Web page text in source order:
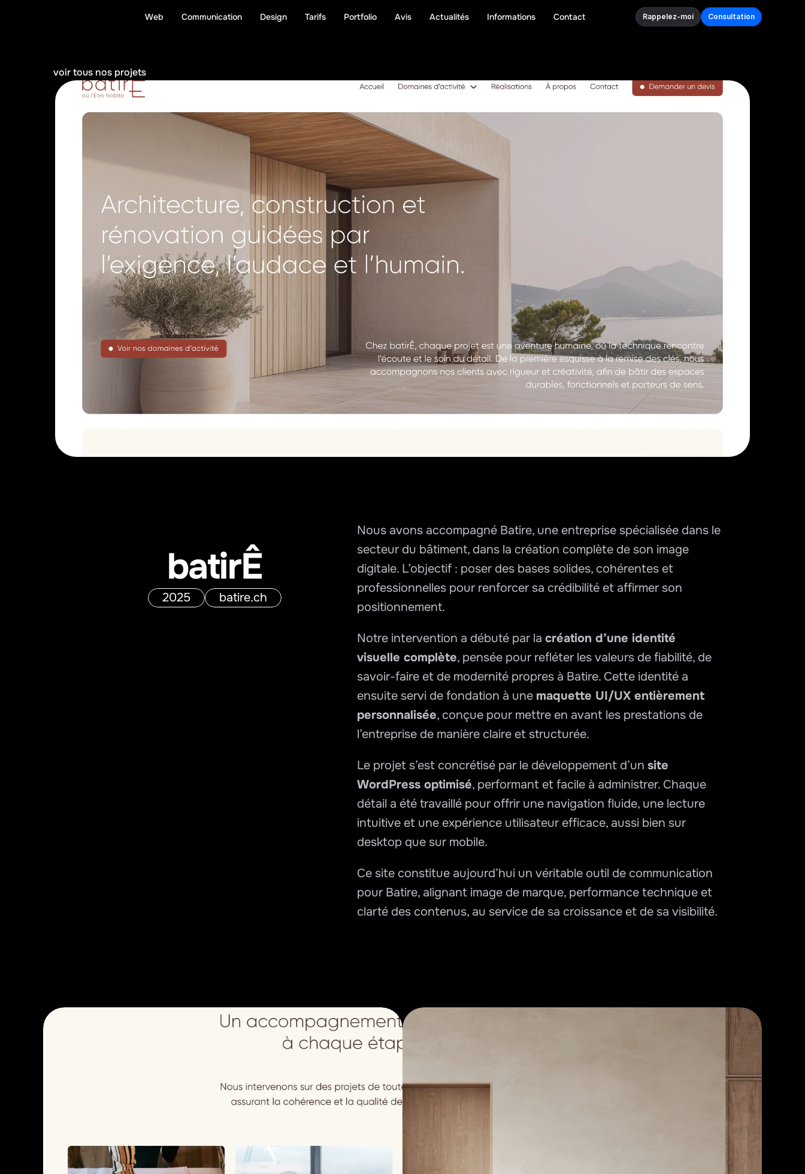
Web Communication Design Tarifs Portfolio Avis Actualités Informations Contact Rappelez-moi Consultation
voir tous nos projets
batirÊ
2025 batire.ch
Nous avons accompagné Batire, une entreprise spécialisée dans le
secteur du bâtiment, dans la création complète de son image
digitale. L’objectif : poser des bases solides, cohérentes et
professionnelles pour renforcer sa crédibilité et affirmer son
positionnement.
Notre intervention a débuté par la création d’une identité
visuelle complète, pensée pour refléter les valeurs de fiabilité, de
savoir-faire et de modernité propres à Batire. Cette identité a
ensuite servi de fondation à une maquette UI/UX entièrement
personnalisée, conçue pour mettre en avant les prestations de
l’entreprise de manière claire et structurée.
Le projet s’est concrétisé par le développement d’un site
WordPress optimisé, performant et facile à administrer. Chaque
détail a été travaillé pour offrir une navigation fluide, une lecture
intuitive et une expérience utilisateur efficace, aussi bien sur
desktop que sur mobile.
Ce site constitue aujourd’hui un véritable outil de communication
pour Batire, alignant image de marque, performance technique et
clarté des contenus, au service de sa croissance et de sa visibilité.